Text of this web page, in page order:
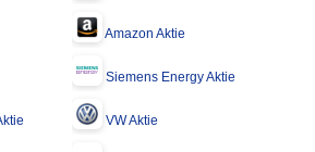
Amazon Aktie
Siemens Energy Aktie
VW Aktie